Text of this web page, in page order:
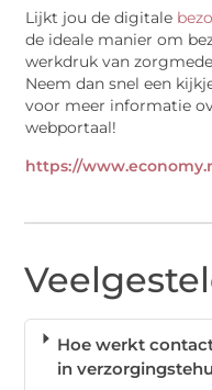
Lijkt jou de digitale
de ideale manier om
werkdruk van
Neem dan snel een
voor meer informatie
webportaal!
https://
Hoe werkt
in